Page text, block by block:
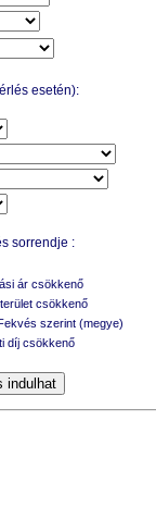
esetén):
sorrendje :
ár csökkenő
csökkenő
szerint (megye)
díj csökkenő